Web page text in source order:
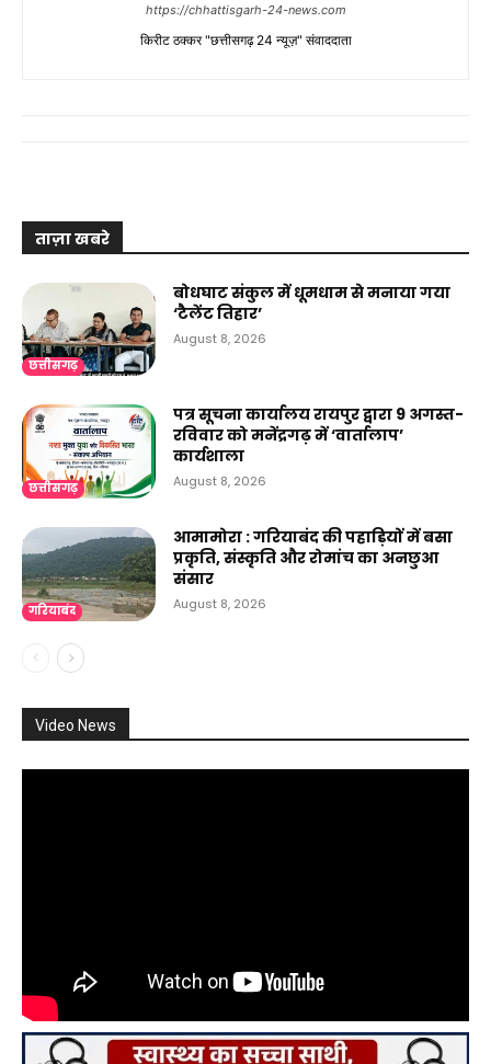
https://chhattisgarh-24-news.com
किरीट ठक्कर "छत्तीसगढ़ 24 न्यूज़" संवाददाता
ताज़ा खबरे
छत्तीसगढ़
बोधघाट संकुल में धूमधाम से मनाया गया
‘टैलेंट तिहार’
August 8, 2026
छत्तीसगढ़
पत्र सूचना कार्यालय रायपुर द्वारा 9 अगस्त-
रविवार को मनेंद्रगढ़ में ‘वार्तालाप’
कार्यशाला
August 8, 2026
गरियाबंद
आमामोरा : गरियाबंद की पहाड़ियों में बसा
प्रकृति, संस्कृति और रोमांच का अनछुआ
संसार
August 8, 2026
Video News